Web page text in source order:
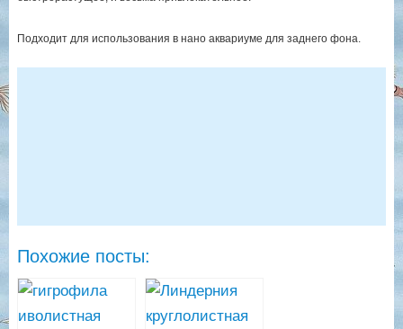
Подходит для использования в нано аквариуме для заднего фона.
Похожие посты: